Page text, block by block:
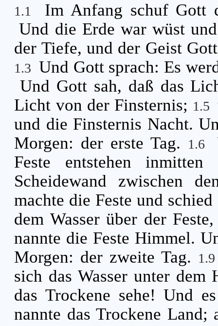
1.1
Im Anfang schuf Gott
Und die Erde war wüst
der Tiefe, und der Geist
1.3 Und Gott sprach: Es
Und Gott sah, daß das
Licht von der Finsternis; 1.5
und die Finsternis Nacht.
Morgen: der erste Tag.
1.6
Feste entstehen
Scheidewand zwischen
machte die Feste und
dem Wasser über der
nannte die Feste Himmel.
Morgen: der zweite Tag.
sich das Wasser unter
das Trockene sehe! Und
nannte das Trockene Land;